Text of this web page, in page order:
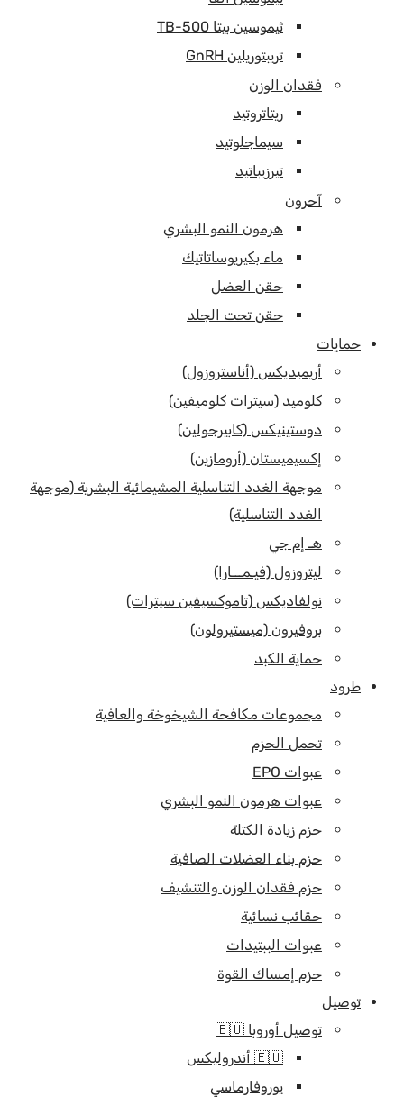
ثيموسين بيتا TB-500
تريبتوريلين GnRH
فقدان الوزن
ريتاتروتيد
سيماجلوتيد
تيرزيباتيد
آحرون
هرمون النمو البشري
ماء بكيريوساتاتيك
حقن العضل
حقن تحت الجلد
حمايات
أريميديكس (أناستروزول)
كلوميد (سيترات كلوميفين)
دوستينيكس (كابيرجولين)
إكسيميستان (أرومازين)
موجهة الغدد التناسلية المشيمائية البشرية (موجهة
الغدد التناسلية)
هـ إم جي
ليتروزول (فيـمـــارا)
نولفاديكس (تاموكسيفين سيترات)
بروفيرون (ميستيرولون)
حماية الكبد
طرود
مجموعات مكافحة الشيخوخة والعافية
تحمل الحزم
عبوات EPO
عبوات هرمون النمو البشري
حزم زيادة الكتلة
حزم بناء العضلات الصافية
حزم فقدان الوزن والتنشيف
حقائب نسائية
عبوات الببتيدات
حزم إمساك القوة
توصيل
توصيل أوروبا 🇪🇺
🇪🇺 أندروليكس
يوروفارماسي